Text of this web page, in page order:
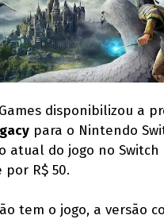
disponibilizou a
para o Nintendo
atual do jogo no Switch
R$ 50.
tem o jogo, a versão